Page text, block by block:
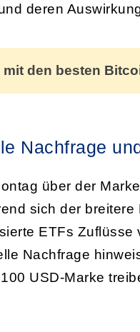
deren
den besten
Nachfrage
über der
sich der
ETFs
Nachfrage
USD-Marke